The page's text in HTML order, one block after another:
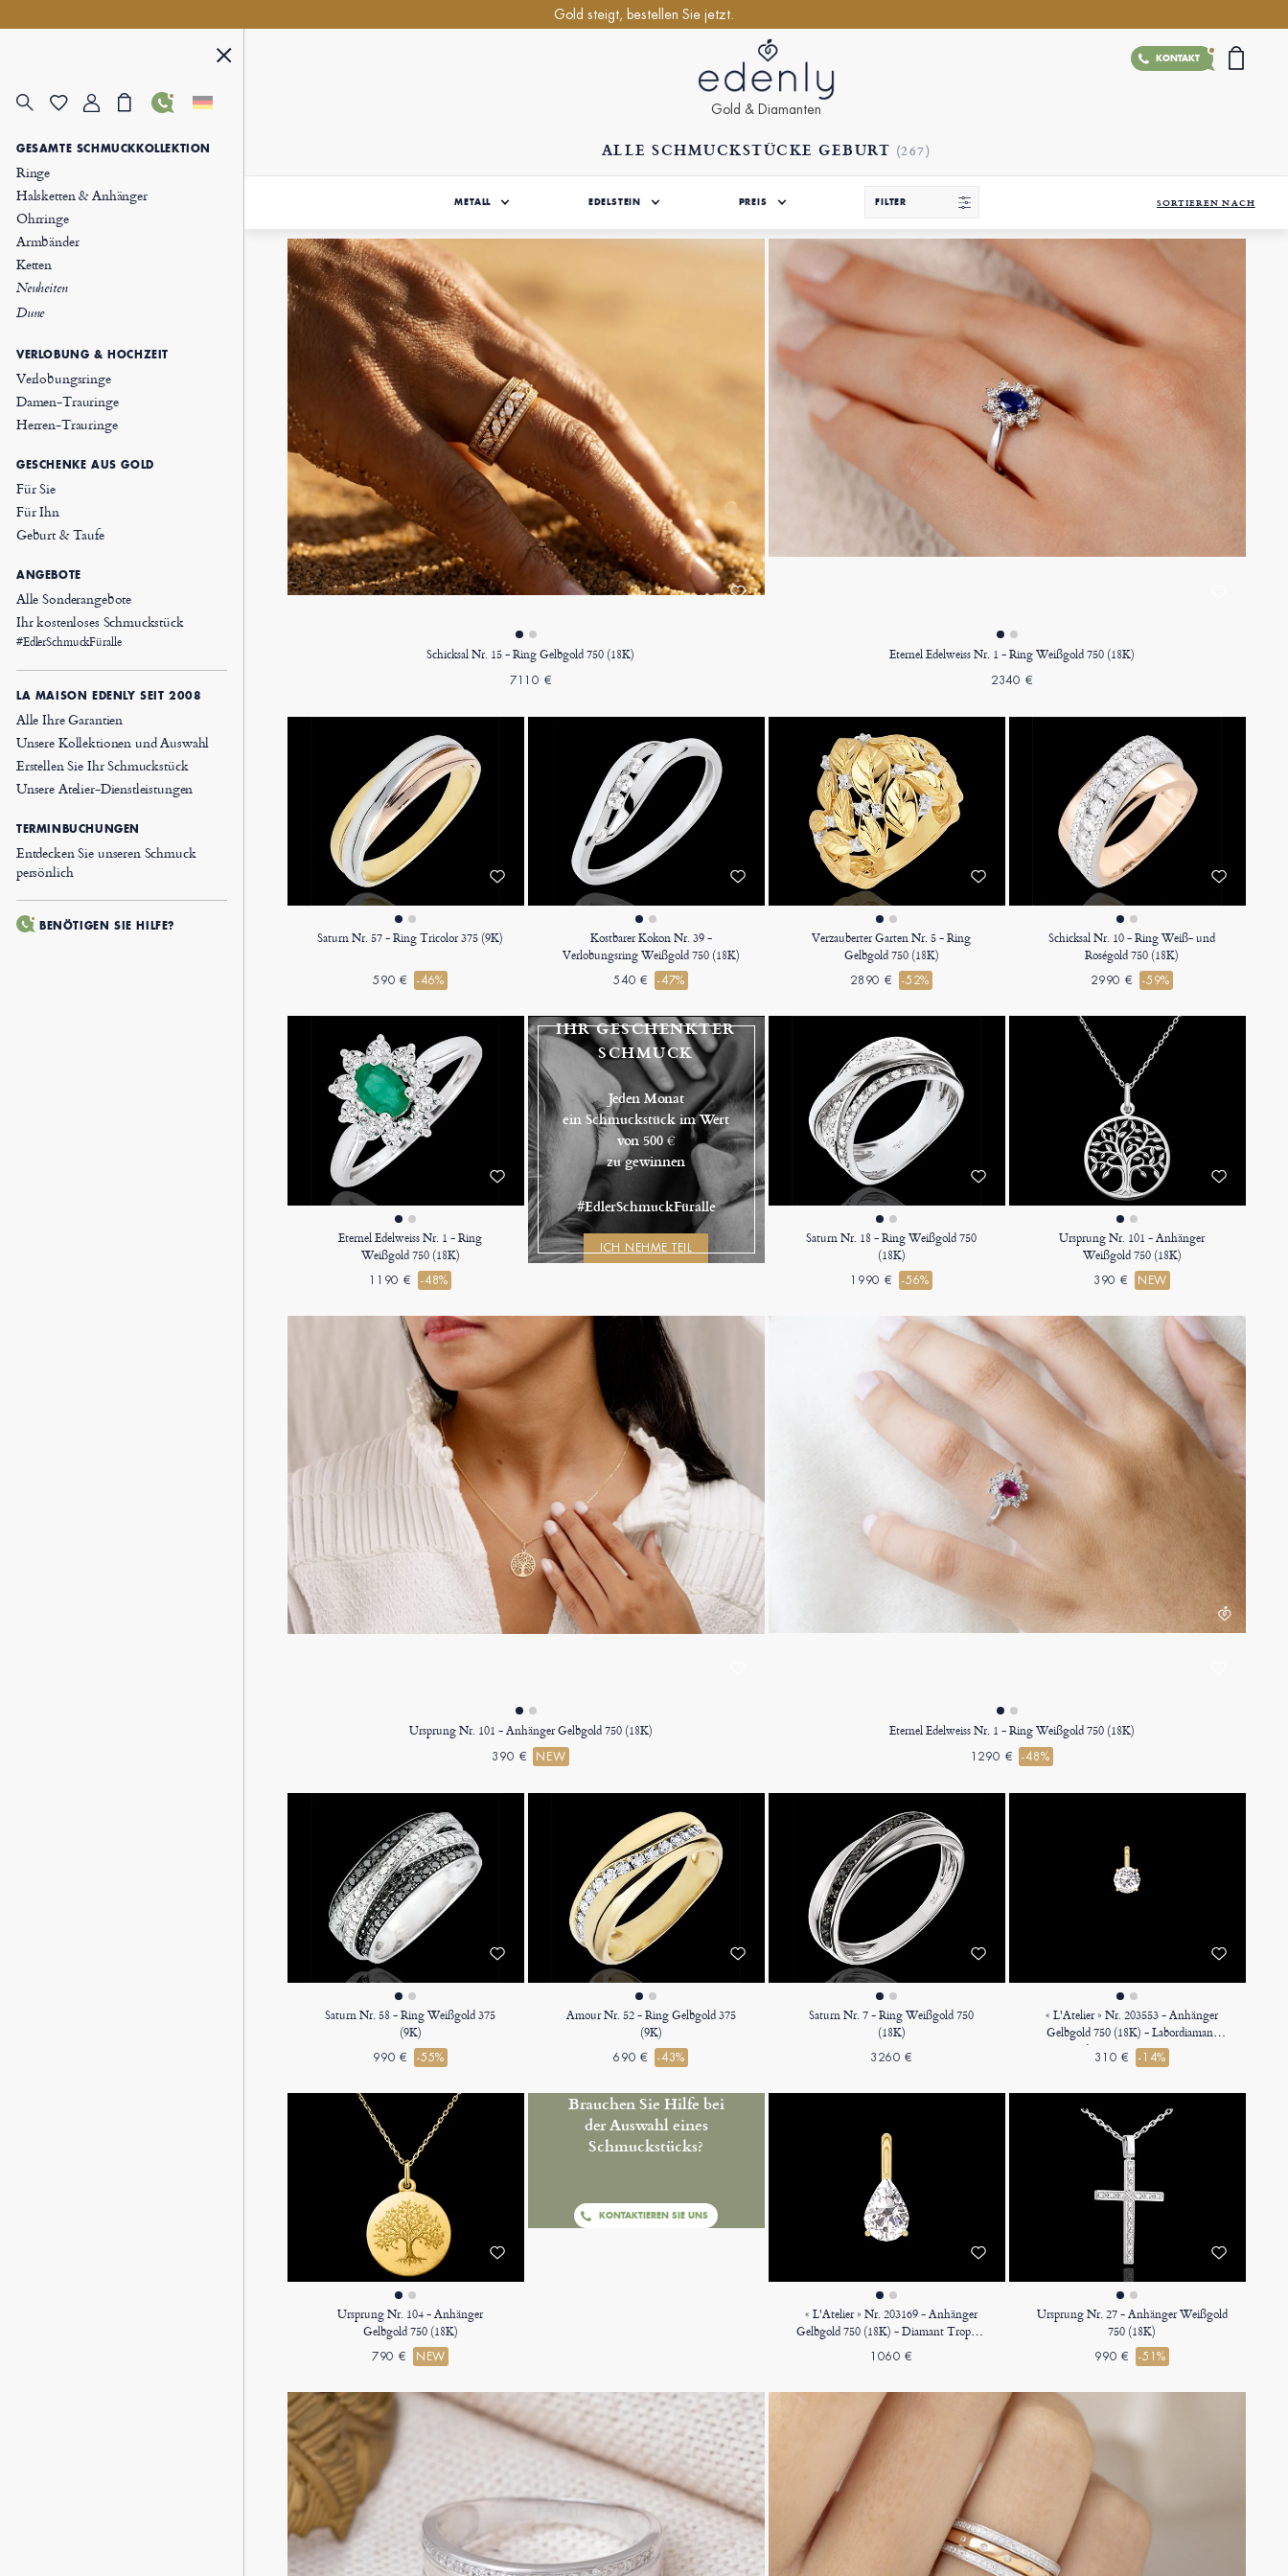
GESAMTE SCHMUCKKOLLEKTION
Ringe
Halsketten & Anhänger
Ohrringe
Armbänder
Ketten
Neuheiten
Dune
VERLOBUNG & HOCHZEIT
Verlobungsringe
Damen-Trauringe
Herren-Trauringe
GESCHENKE AUS GOLD
Für Sie
Für Ihn
Geburt & Taufe
ANGEBOTE
Alle Sonderangebote
Ihr kostenloses Schmuckstück
#EdlerSchmuckFüralle
LA MAISON EDENLY SEIT 2008
Alle Ihre Garantien
Unsere Kollektionen und Auswahl
Erstellen Sie Ihr Schmuckstück
Unsere Atelier-Dienstleistungen
TERMINBUCHUNGEN
Entdecken Sie unseren Schmuck
persönlich
BENÖTIGEN SIE HILFE?
Gold steigt, bestellen Sie jetzt.
KONTAKT
Gold & Diamanten
ALLE SCHMUCKSTÜCKE GEBURT (267)
METALL EDELSTEIN PREIS FILTER SORTIEREN NACH
Schicksal Nr. 15 - Ring Gelbgold 750 (18K)
7110 €
Eternel Edelweiss Nr. 1 - Ring Weißgold 750 (18K)
2340 €
Saturn Nr. 57 - Ring Tricolor 375 (9K)
590 € -46%
Kostbarer Kokon Nr. 39 -
Verlobungsring Weißgold 750 (18K)
540 € -47%
Verzauberter Garten Nr. 5 - Ring
Gelbgold 750 (18K)
2890 € -52%
Schicksal Nr. 10 - Ring Weiß- und
Roségold 750 (18K)
2990 € -59%
Eternel Edelweiss Nr. 1 - Ring
Weißgold 750 (18K)
1190 € -48%
IHR GESCHENKTER
SCHMUCK
Jeden Monat
ein Schmuckstück im Wert
von 500 €
zu gewinnen
#EdlerSchmuckFüralle
ICH NEHME TEIL
Saturn Nr. 18 - Ring Weißgold 750
(18K)
1990 € -56%
Ursprung Nr. 101 - Anhänger
Weißgold 750 (18K)
390 € NEW
Ursprung Nr. 101 - Anhänger Gelbgold 750 (18K)
390 € NEW
Eternel Edelweiss Nr. 1 - Ring Weißgold 750 (18K)
1290 € -48%
Saturn Nr. 58 - Ring Weißgold 375
(9K)
990 € -55%
Amour Nr. 52 - Ring Gelbgold 375
(9K)
690 € -43%
Saturn Nr. 7 - Ring Weißgold 750
(18K)
3260 €
« L'Atelier » Nr. 203553 - Anhänger
Gelbgold 750 (18K) - Labordiamant
Rund 0.3 Karat - Keine Kette
310 € -14%
Ursprung Nr. 104 - Anhänger
Gelbgold 750 (18K)
790 € NEW
Brauchen Sie Hilfe bei
der Auswahl eines
Schmuckstücks?
KONTAKTIEREN SIE UNS
« L'Atelier » Nr. 203169 - Anhänger
Gelbgold 750 (18K) - Diamant Tropfen
0.3 Karat - Keine Kette
1060 €
Ursprung Nr. 27 - Anhänger Weißgold
750 (18K)
990 € -51%